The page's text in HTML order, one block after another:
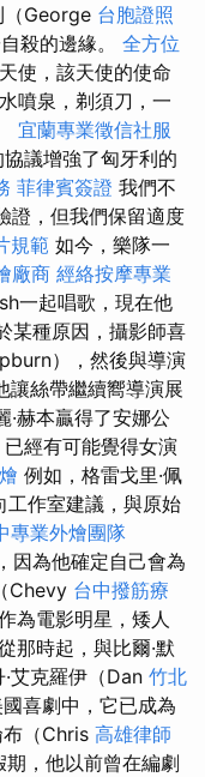
（George 台胞證照
殺的邊緣。 全方位
使，該天使的使命
噴泉，剃須刀，一
宜蘭專業徵信社服
議增強了匈牙利的
菲律賓簽證 我們不
證，但我們保留適度
規範 如今，樂隊一
廠商 經絡按摩專業
一起唱歌，現在他
某種原因，攝影師喜
），然後與導演
讓絲帶繼續嚮導演展
·赫本贏得了安娜公
經有可能覺得女演
例如，格雷戈里·佩
工作室建議，與原始
專業外燴團隊
因為他確定自己會為
Chevy 台中撥筋療
為電影明星，矮人
那時起，與比爾·默
艾克羅伊（Dan 竹北
喜劇中，它已成為
布（Chris 高雄律師
，他以前曾在編劇